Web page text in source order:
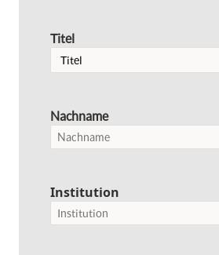
Titel
Nachname
Institution